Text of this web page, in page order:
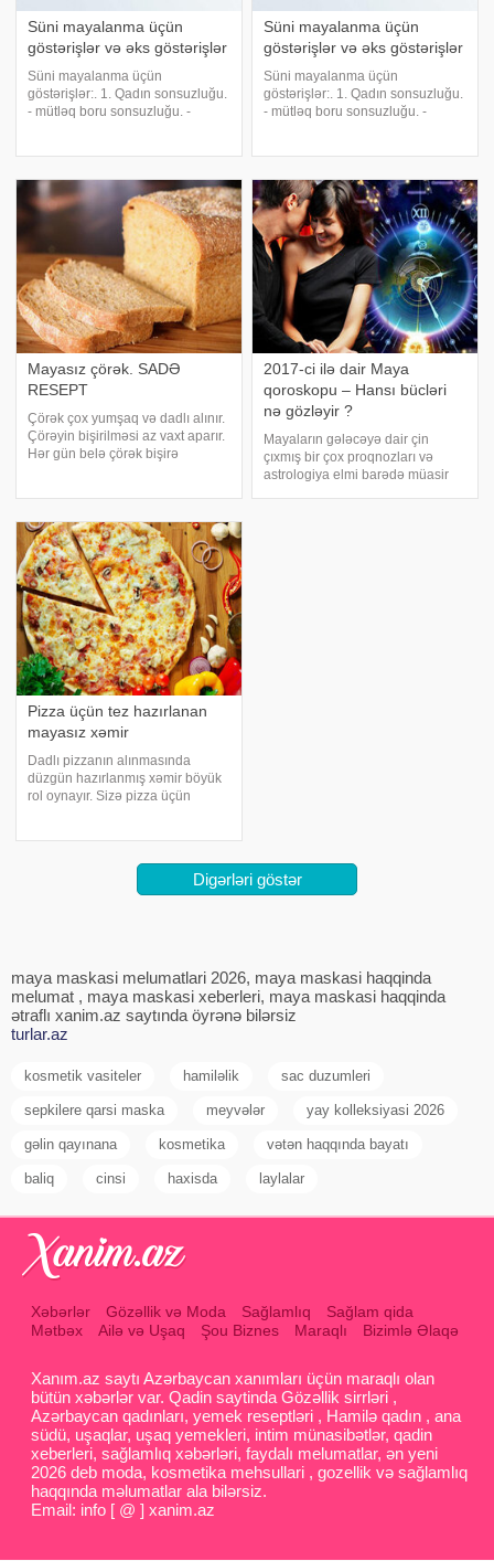
Süni mayalanma üçün
göstərişlər və əks göstərişlər
Süni mayalanma üçün
göstərişlər:. 1. Qadın sonsuzluğu.
- mütləq boru sonsuzluğu. -
sonsuzluq. - servikal amillə
şərtlənmiş sonsuzluq
Süni mayalanma üçün
göstərişlər və əks göstərişlər
Süni mayalanma üçün
göstərişlər:. 1. Qadın sonsuzluğu.
- mütləq boru sonsuzluğu. -
sonsuzluq. - servikal amillə
şərtlənmiş sonsuzluq
Mayasız çörək. SADƏ
RESEPT
Çörək çox yumşaq və dadlı alınır.
Çörəyin bişirilməsi az vaxt aparır.
Hər gün belə çörək bişirə
istifadə edə bilərsiniz. Tamdənl
2017-ci ilə dair Maya
qoroskopu – Hansı bücləri
nə gözləyir ?
Mayaların gələcəyə dair çin
çıxmış bir çox proqnozları və
astrologiya elmi barədə müasir
Pizza üçün tez hazırlanan
mayasız xəmir
Dadlı pizzanın alınmasında
düzgün hazırlanmış xəmir böyük
rol oynayır. Sizə pizza üçün
İnqrediyentlər:. - 1,5 stəkan un.
Digərləri göstər
maya maskasi melumatlari 2026, maya maskasi haqqinda
melumat , maya maskasi xeberleri, maya maskasi haqqinda
ətraflı xanim.az saytında öyrənə bilərsiz
turlar.az
kosmetik vasiteler hamiləlik sac duzumleri
sepkilere qarsi maska meyvələr yay kolleksiyasi 2026
gəlin qayınana kosmetika vətən haqqında bayatı
baliq cinsi haxisda laylalar
Xəbərlər Gözəllik və Moda Sağlamlıq
Sağlam qida
Mətbəx
Ailə və Uşaq Şou Biznes Maraqlı Bizimlə Əlaqə
Xanım.az saytı Azərbaycan xanımları üçün maraqlı olan
bütün xəbərlər var. Qadin saytinda Gözəllik sirrləri ,
Azərbaycan qadınları, yemek reseptləri , Hamilə qadın , ana
südü, uşaqlar, uşaq yemekleri, intim münasibətlər, qadin
xeberleri, sağlamlıq xəbərləri, faydalı melumatlar, ən yeni
2026 deb moda, kosmetika mehsullari , gozellik və sağlamlıq
haqqında məlumatlar ala bilərsiz.
Email: info [ @ ] xanim.az